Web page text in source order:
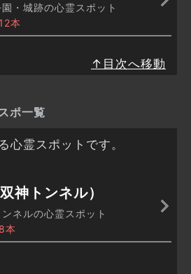
・城跡の心霊スポット
本
↑目次へ移動
ポ一覧
心霊スポットです。
神トンネル）
ネルの心霊スポット
本